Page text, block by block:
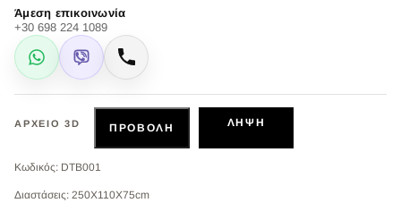
Άμεση επικοινωνία
+30 698 224 1089
WhatsApp
Viber Κλήση
ΑΡΧΕΊΟ 3D ΠΡΟΒΟΛΉ ΛΉΨΗ
Κωδικός: DTB001
Διαστάσεις: 250Χ110Χ75cm